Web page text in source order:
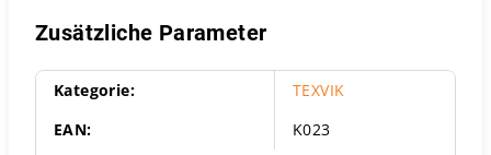
Zusätzliche Parameter
Kategorie:
TEXVIK
EAN:
K023